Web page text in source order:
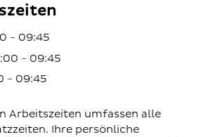
- 09:45
- 09:45
- 09:45
Arbeitszeiten umfassen alle
Ihre persönliche